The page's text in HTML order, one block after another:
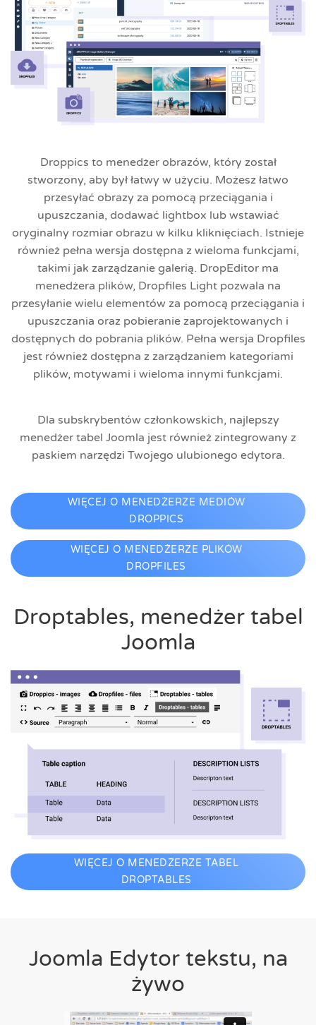
Droppics to menedżer obrazów, który został
stworzony, aby był łatwy w użyciu. Możesz łatwo
przesyłać obrazy za pomocą przeciągania i
upuszczania, dodawać lightbox lub wstawiać
oryginalny rozmiar obrazu w kilku kliknięciach. Istnieje
również pełna wersja dostępna z wieloma funkcjami,
takimi jak zarządzanie galerią. DropEditor ma
menedżera plików, Dropfiles Light pozwala na
przesyłanie wielu elementów za pomocą przeciągania i
upuszczania oraz pobieranie zaprojektowanych i
dostępnych do pobrania plików. Pełna wersja Dropfiles
jest również dostępna z zarządzaniem kategoriami
plików, motywami i wieloma innymi funkcjami.
Dla subskrybentów członkowskich, najlepszy
menedżer tabel Joomla jest również zintegrowany z
paskiem narzędzi Twojego ulubionego edytora.
WIĘCEJ O MENEDŻERZE MEDIÓW
DROPPICS
WIĘCEJ O MENEDŻERZE PLIKÓW
DROPFILES
Droptables, menedżer tabel
Joomla
WIĘCEJ O MENEDŻERZE TABEL
DROPTABLES
Joomla Edytor tekstu, na
żywo